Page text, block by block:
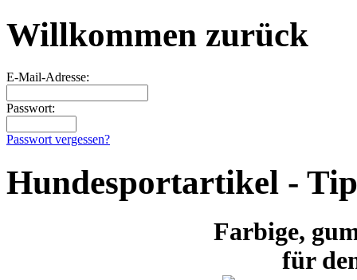
Willkommen zurück
E-Mail-Adresse:
Passwort:
Passwort vergessen?
Hundesportartikel - Tip
Farbige,
für